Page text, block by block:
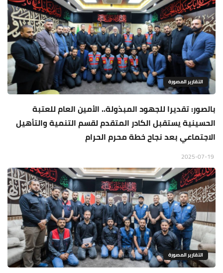
التقارير المصورة
بالصور: تقديرا للجهود المبذولة.. الأمين العام للعتبة
الحسينية يستقبل الكادر المتقدم لقسم التنمية والتأهيل
الاجتماعي بعد نجاح خطة محرم الحرام
التقارير المصورة